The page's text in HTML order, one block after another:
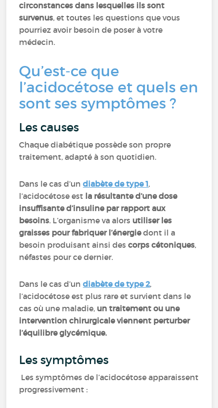
circonstances dans lesquelles ils sont
survenus, et toutes les questions que vous
pourriez avoir besoin de poser à votre
médecin.
Qu’est-ce que
l’acidocétose et quels en
sont ses symptômes ?
Les causes
Chaque diabétique possède son propre
traitement, adapté à son quotidien.
Dans le cas d’undiabète de type 1,
l’acidocétose est la résultante d’une dose
insuffisante d’insuline par rapport aux
besoins. L’organisme va alors utiliser les
graisses pour fabriquer l’énergiedont il a
besoin produisant ainsi descorps cétoniques,
néfastes pour ce dernier.
Dans le cas d’undiabète de type 2,
l’acidocétose est plus rare et survient dans le
cas où une maladie, un traitement ou une
intervention chirurgicale viennent perturber
l’équilibre glycémique.
Les symptômes
Les symptômes de l’acidocétose apparaissent
progressivement :